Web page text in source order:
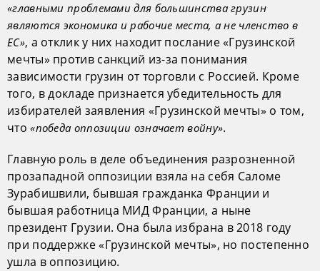
«главными проблемами для большинства грузин
являются экономика и рабочие места, а не членство в
ЕС», а отклик у них находит послание «Грузинской
мечты» против санкций из-за понимания
зависимости грузин от торговли с Россией. Кроме
того, в докладе признается убедительность для
избирателей заявления «Грузинской мечты» о том,
что«победа оппозиции означает войну».
Главную роль в деле объединения разрозненной
прозападной оппозиции взяла на себя Саломе
Зурабишвили, бывшая гражданка Франции и
бывшая работница МИД Франции, а ныне
президент Грузии. Она была избрана в 2018 году
при поддержке «Грузинской мечты», но постепенно
ушла в оппозицию.